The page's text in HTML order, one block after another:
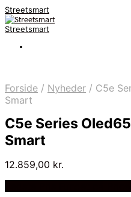
Streetsmart
Streetsmart
Forside / Nyheder / C5e
Smart
C5e Series
Smart
12.859,00 kr.